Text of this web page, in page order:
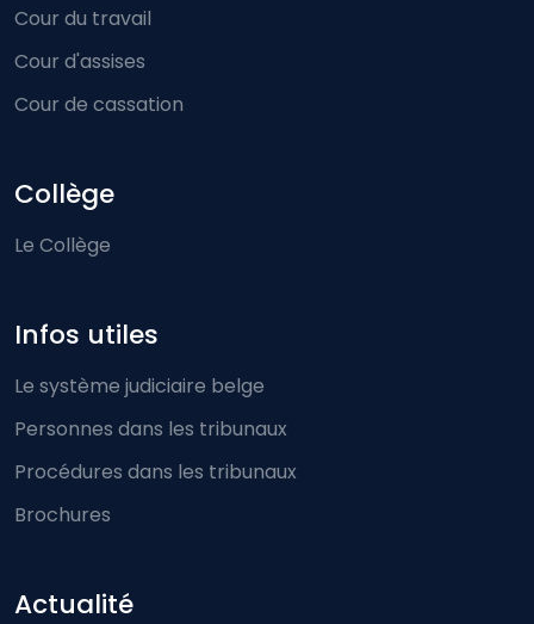
Cour du travail
Cour d'assises
Cour de cassation
Collège
Le Collège
Infos utiles
Le système judiciaire belge
Personnes dans les tribunaux
Procédures dans les tribunaux
Brochures
Actualité